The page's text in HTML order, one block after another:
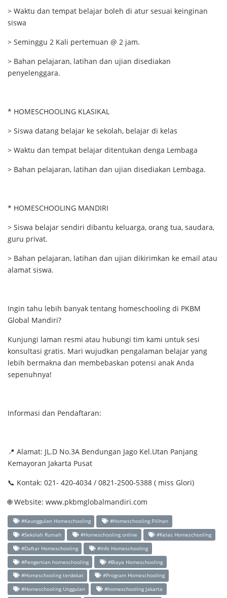
> Waktu dan tempat belajar boleh di atur sesuai keinginan
siswa
> Seminggu 2 Kali pertemuan @ 2 jam.
> Bahan pelajaran, latihan dan ujian disediakan
penyelenggara.
* HOMESCHOOLING KLASIKAL
> Siswa datang belajar ke sekolah, belajar di kelas
> Waktu dan tempat belajar ditentukan denga Lembaga
> Bahan pelajaran, latihan dan ujian disediakan Lembaga.
* HOMESCHOOLING MANDIRI
> Siswa belajar sendiri dibantu keluarga, orang tua, saudara,
guru privat.
> Bahan pelajaran, latihan dan ujian dikirimkan ke email atau
alamat siswa.
Ingin tahu lebih banyak tentang homeschooling di PKBM
Global Mandiri?
Kunjungi laman resmi atau hubungi tim kami untuk sesi
konsultasi gratis. Mari wujudkan pengalaman belajar yang
lebih bermakna dan membebaskan potensi anak Anda
sepenuhnya!
Informasi dan Pendaftaran:
📍 Alamat: JL.D No.3A Bendungan Jago Kel.Utan Panjang
Kemayoran Jakarta Pusat
📞 Kontak: 021- 420-4034 / 0821-2500-5388 ( miss Glori)
🌐 Website: www.pkbmglobalmandiri.com
#Keunggulan Homeschooling
#Homeschooling Pilihan
#Sekolah Rumah
#Homeschooling online
#Kelas Homeschooling
#Daftar Homeschooling
#Info Homeschooling
#Pengertian homeschooling
#Biaya Homeschooling
#Homeschooling terdekat
#Program Homeschooling
#Homeschooling Unggulan
#homeschooling Jakarta